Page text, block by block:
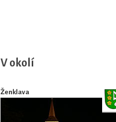
V okolí
Ženklava